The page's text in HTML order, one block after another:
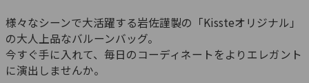
様々なシーンで大活躍する岩佐謹製の「Kissteオリジナル」
の大人上品なバルーンバッグ。
今すぐ手に入れて、毎日のコーディネートをよりエレガント
に演出しませんか。